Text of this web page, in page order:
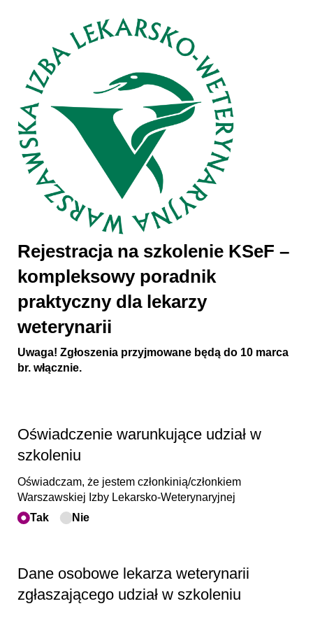
Rejestracja na szkolenie KSeF –
kompleksowy poradnik
praktyczny dla lekarzy
weterynarii
Uwaga! Zgłoszenia przyjmowane będą do 10 marca
br. włącznie.
Oświadczenie warunkujące udział w
szkoleniu
Oświadczam, że jestem członkinią/​członkiem
Warszawskiej Izby Lekarsko-Weterynaryjnej
Tak
Nie
Dane osobowe lekarza weterynarii
zgłaszającego udział w szkoleniu